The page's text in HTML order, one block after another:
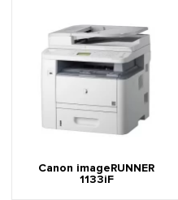
Canon imageRUNNER
1133iF